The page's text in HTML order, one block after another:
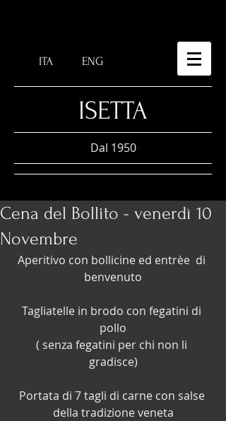
ITA ENG
​ISETTA
Dal 1950
Cena del Bollito - venerdì 10
Novembre
Aperitivo con bollicine ed entrèe  di
benvenuto
Tagliatelle in brodo con fegatini di
pollo
( senza fegatini per chi non li
gradisce)
Portata di 7 tagli di carne con salse
della tradizione veneta